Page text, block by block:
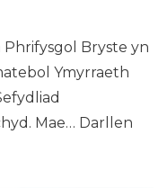
Phrifysgol Bryste yn
Ymyrraeth
Mae… Darllen